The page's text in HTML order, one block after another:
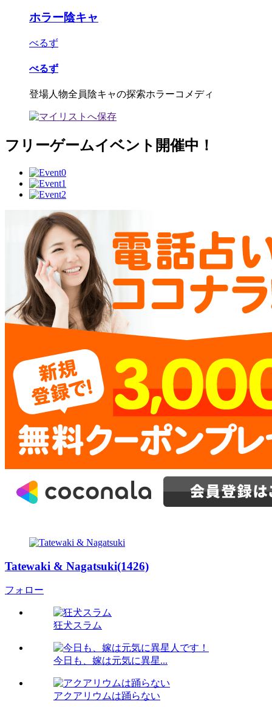
ホラー陰キャ
べるず
べるず
登場人物全員陰キャの探索ホラーコメディ
フリーゲームイベント開催中！
Tatewaki & Nagatsuki(1426)
フォロー
狂犬スラム
今日も、嫁は元気に異星...
アクアリウムは踊らない